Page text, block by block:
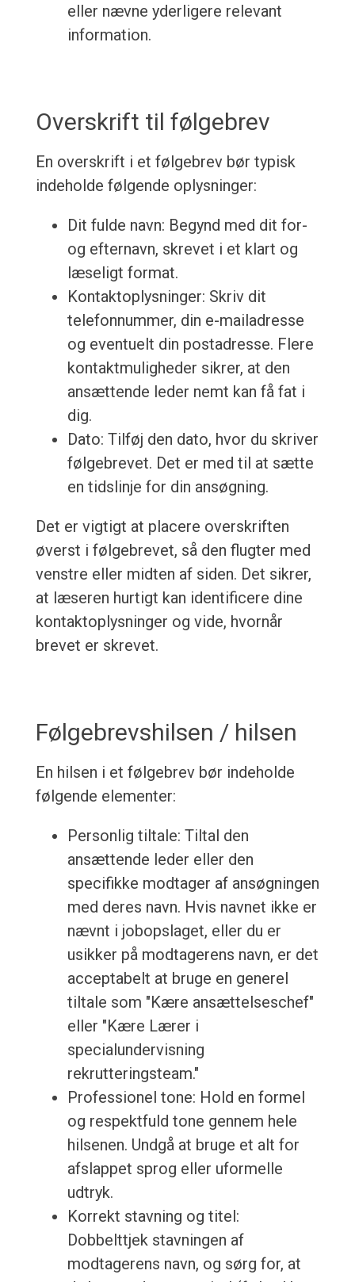
eller nævne yderligere relevant
information.
Overskrift til følgebrev
En overskrift i et følgebrev bør typisk
indeholde følgende oplysninger:
Dit fulde navn: Begynd med dit for-
og efternavn, skrevet i et klart og
læseligt format.
Kontaktoplysninger: Skriv dit
telefonnummer, din e-mailadresse
og eventuelt din postadresse. Flere
kontaktmuligheder sikrer, at den
ansættende leder nemt kan få fat i
dig.
Dato: Tilføj den dato, hvor du skriver
følgebrevet. Det er med til at sætte
en tidslinje for din ansøgning.
Det er vigtigt at placere overskriften
øverst i følgebrevet, så den flugter med
venstre eller midten af siden. Det sikrer,
at læseren hurtigt kan identificere dine
kontaktoplysninger og vide, hvornår
brevet er skrevet.
Følgebrevshilsen / hilsen
En hilsen i et følgebrev bør indeholde
følgende elementer:
Personlig tiltale: Tiltal den
ansættende leder eller den
specifikke modtager af ansøgningen
med deres navn. Hvis navnet ikke er
nævnt i jobopslaget, eller du er
usikker på modtagerens navn, er det
acceptabelt at bruge en generel
tiltale som "Kære ansættelseschef"
eller "Kære Lærer i
specialundervisning
rekrutteringsteam."
Professionel tone: Hold en formel
og respektfuld tone gennem hele
hilsenen. Undgå at bruge et alt for
afslappet sprog eller uformelle
udtryk.
Korrekt stavning og titel:
Dobbelttjek stavningen af
modtagerens navn, og sørg for, at